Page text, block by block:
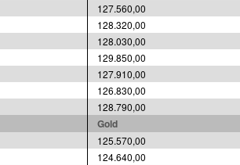
127.560,00
128.320,00
128.030,00
129.850,00
127.910,00
126.830,00
128.790,00
Gold
125.570,00
124.640,00